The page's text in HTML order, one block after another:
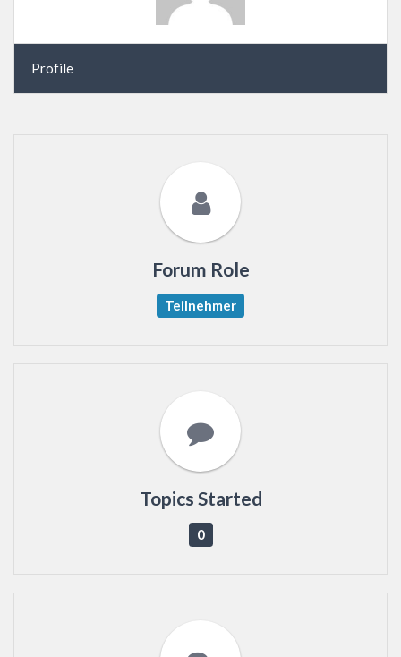
Profile
Forum Role
Teilnehmer
Topics Started
0